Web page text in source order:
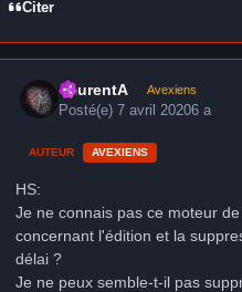
Citer
LaurentA Avexiens
Posté(e)7 avril 20206 a
AUTEUR AVEXIENS
HS:
Je ne connais pas ce moteur
concernant l'édition et la
délai ?
Je ne peux semble-t-il pas